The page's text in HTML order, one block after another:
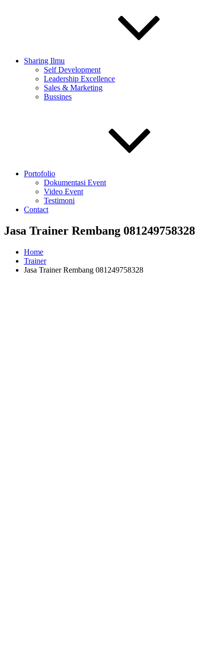
Sharing Ilmu
Self Development
Leadership Excellence
Sales & Marketing
Bussines
Portofolio
Dokumentasi Event
Video Event
Testimoni
Contact
Jasa Trainer Rembang 081249758328
Home
Trainer
Jasa Trainer Rembang 081249758328